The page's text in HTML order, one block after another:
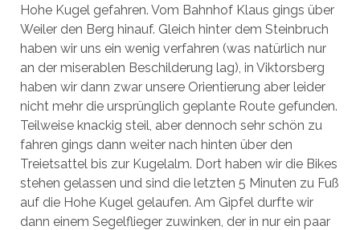
Hohe Kugel gefahren. Vom Bahnhof Klaus gings über
Weiler den Berg hinauf. Gleich hinter dem Steinbruch
haben wir uns ein wenig verfahren (was natürlich nur
an der miserablen Beschilderung lag), in Viktorsberg
haben wir dann zwar unsere Orientierung aber leider
nicht mehr die ursprünglich geplante Route gefunden.
Teilweise knackig steil, aber dennoch sehr schön zu
fahren gings dann weiter nach hinten über den
Treietsattel bis zur Kugelalm. Dort haben wir die Bikes
stehen gelassen und sind die letzten 5 Minuten zu Fuß
auf die Hohe Kugel gelaufen. Am Gipfel durfte wir
dann einem Segelflieger zuwinken, der in nur ein paar